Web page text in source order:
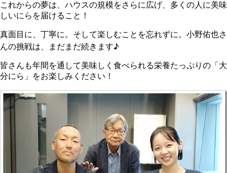
これからの夢は、ハウスの規模をさらに広げ、多くの人に美味
しいにらを届けること！
真面目に、丁寧に。そして楽しむことを忘れずに。小野佑也さ
んの挑戦は、まだまだ続きます♪
皆さんも年間を通して美味しく食べられる栄養たっぷりの「大
分にら」をお楽しみください！